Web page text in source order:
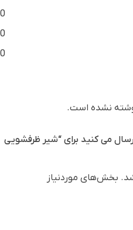
0
0
0
نشده است.
می کنید برای “شیر ظرفشویی
بخش‌های موردنیاز